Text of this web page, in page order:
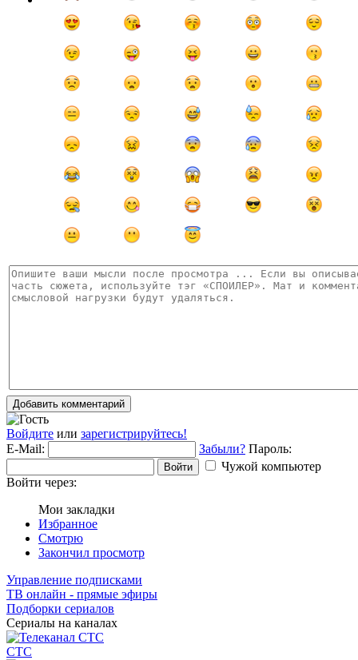
Добавить комментарий
Войдите или зарегистрируйтесь!
E-Mail:
Забыли? Пароль:
Войти
Чужой компьютер
Войти через:
Мои закладки
Избранное
Смотрю
Закончил просмотр
Управление подписками
ТВ онлайн - прямые эфиры
Подборки сериалов
Сериалы на каналах
СТС